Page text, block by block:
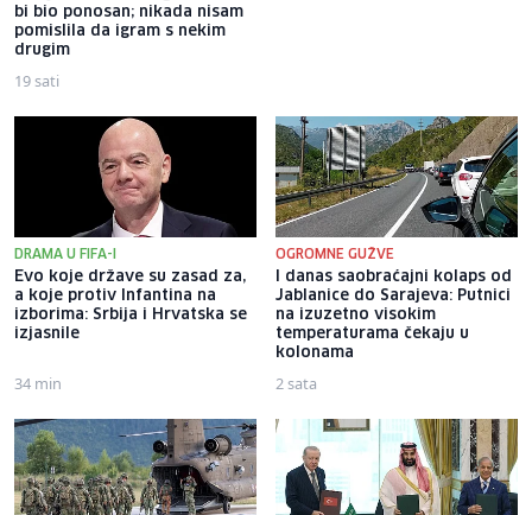
bi bio ponosan; nikada nisam
pomislila da igram s nekim
drugim
19 sati
DRAMA U FIFA-I
Evo koje države su zasad za,
a koje protiv Infantina na
izborima: Srbija i Hrvatska se
izjasnile
34 min
OGROMNE GUŽVE
I danas saobraćajni kolaps od
Jablanice do Sarajeva: Putnici
na izuzetno visokim
temperaturama čekaju u
kolonama
2 sata